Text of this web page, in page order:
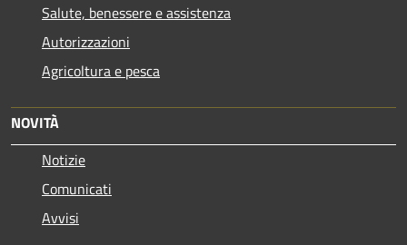
Salute, benessere e assistenza
Autorizzazioni
Agricoltura e pesca
NOVITÀ
Notizie
Comunicati
Avvisi